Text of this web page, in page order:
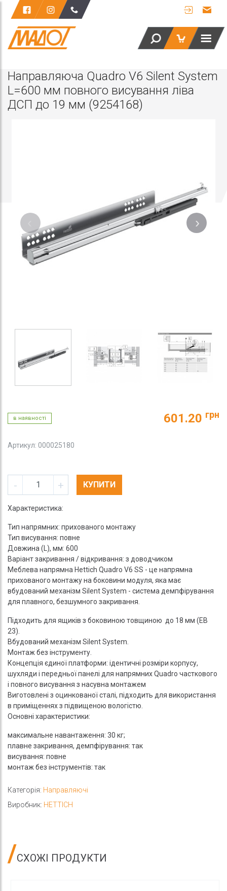
Направляюча Quadro V6 Silent System
L=600 мм повного висування ліва
ДСП до 19 мм (9254168)
в наявності 601.20 грн
Артикул: 000025180
- + КУПИТИ
Характеристика:
Тип напрямних: прихованого монтажу
Тип висування: повне
Довжина (L), мм: 600
Варіант закривання / відкривання: з доводчиком
Меблева напрямна Hettich Quadro V6 SS - це напрямна
прихованого монтажу на боковини модуля, яка має
вбудований механізм Silent System - система демпфірування
для плавного, безшумного закривання.
Підходить для ящиків з боковиною товщиною до 18 мм (EB
23).
Вбудований механізм Silent System.
Монтаж без інструменту.
Концепція єдиної платформи: ідентичні розміри корпусу,
шухляди і передньої панелі для напрямних Quadro часткового
і повного висування з насувна монтажем
Виготовлені з оцинкованої сталі, підходить для використання
в приміщеннях з підвищеною вологістю.
Основні характеристики:
максимальне навантаження: 30 кг;
плавне закривання, демпфірування: так
висування: повне
монтаж без інструментів: так
Категорія: Направляючі
Виробник: HETTICH
СХОЖІ ПРОДУКТИ